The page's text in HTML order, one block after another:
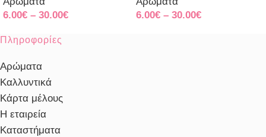
6.00€ – 30.00€
6.00€ – 30.00€
Πληροφορίες
Αρώματα
Καλλυντικά
Κάρτα μέλους
Η εταιρεία
Καταστήματα